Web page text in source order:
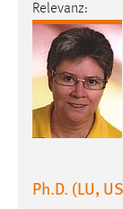
Relevanz:
Ph.D. (LU,
Name:
Zweck:
Für